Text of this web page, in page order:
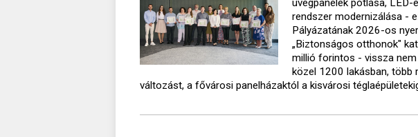
üvegpanelek pótlása,
rendszer modernizálása -
Pályázatának 2026-os
„Biztonságos otthonok"
millió forintos - vissza
közel 1200 lakásban, több
változást, a fővárosi panelházaktól a kisvárosi